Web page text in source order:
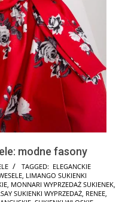
modne fasony
TAGGED: ELEGANCKIE
, LIMANGO SUKIENKI
, MONNARI WYPRZEDAŻ SUKIENEK,
SUKIENKI WYPRZEDAŻ, RENEE,